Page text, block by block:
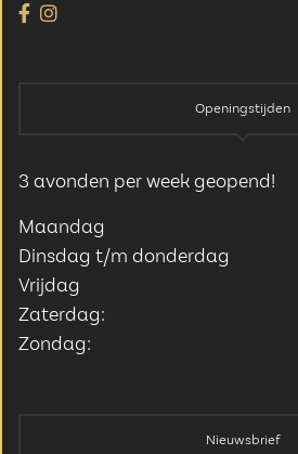
Openingstijden
3 avonden per week geopend!
Maandag
Dinsdag t/m donderdag
Vrijdag
Zaterdag:
Zondag:
Nieuwsbrief